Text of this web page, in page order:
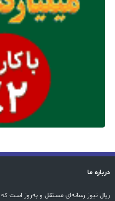
درباره ما
ریال نیوز رسانه‌ای مستقل و به‌روز است که